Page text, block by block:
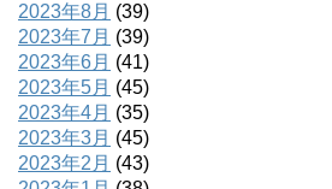
2023年8月 (39)
2023年7月 (39)
2023年6月 (41)
2023年5月 (45)
2023年4月 (35)
2023年3月 (45)
2023年2月 (43)